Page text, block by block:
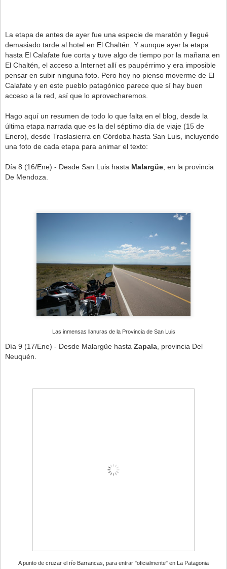
La etapa de antes de ayer fue una especie de maratón y llegué
demasiado tarde al hotel en El Chaltén. Y aunque ayer la etapa
hasta El Calafate fue corta y tuve algo de tiempo por la mañana en
El Chaltén, el acceso a Internet allí es paupérrimo y era imposible
pensar en subir ninguna foto. Pero hoy no pienso moverme de El
Calafate y en este pueblo patagónico parece que sí hay buen
acceso a la red, así que lo aprovecharemos.
Hago aquí un resumen de todo lo que falta en el blog, desde la
última etapa narrada que es la del séptimo día de viaje (15 de
Enero), desde Traslasierra en Córdoba hasta San Luis, incluyendo
una foto de cada etapa para animar el texto:
Día 8 (16/Ene) - Desde San Luis hasta Malargüe , en la provincia
De Mendoza.
Las inmensas llanuras de la Provincia de San Luis
Día 9 (17/Ene) - Desde Malargüe hasta Zapala , provincia Del
Neuquén.
A punto de cruzar el río Barrancas, para entrar "oficialmente" en La Patagonia